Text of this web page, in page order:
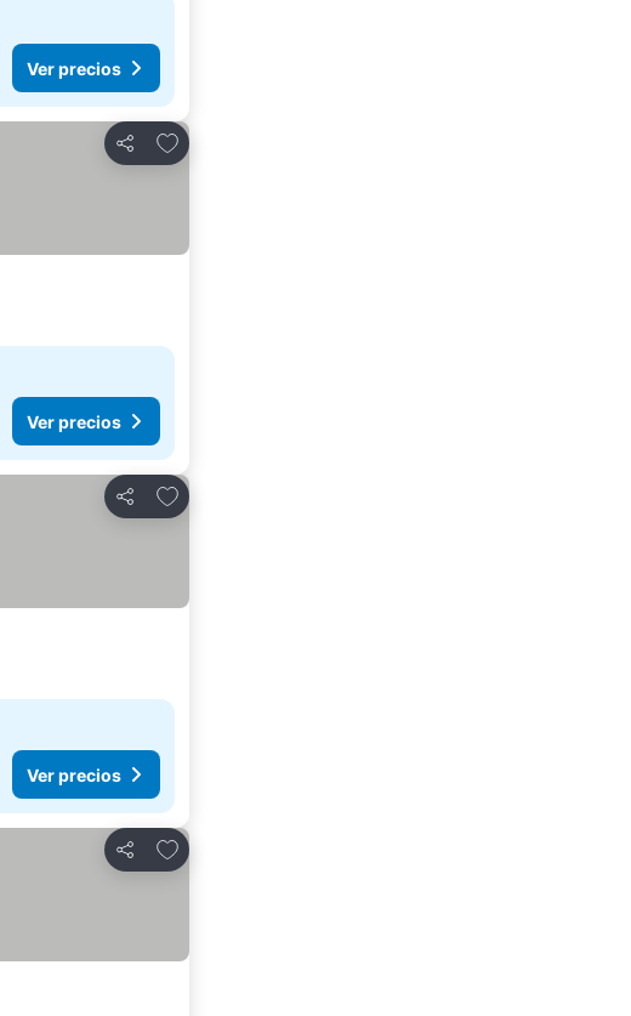
Ver precios
Compartir
Agregar a favoritos
Ver precios
Compartir
Agregar a favoritos
Ver precios
Compartir
Agregar a favoritos